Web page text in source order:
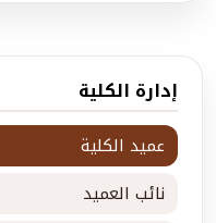
إدارة الكلية
عميد الكلية
نائب العميد